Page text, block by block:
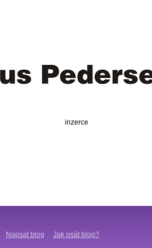
inzerce
Napsat blog Jak psát blog?